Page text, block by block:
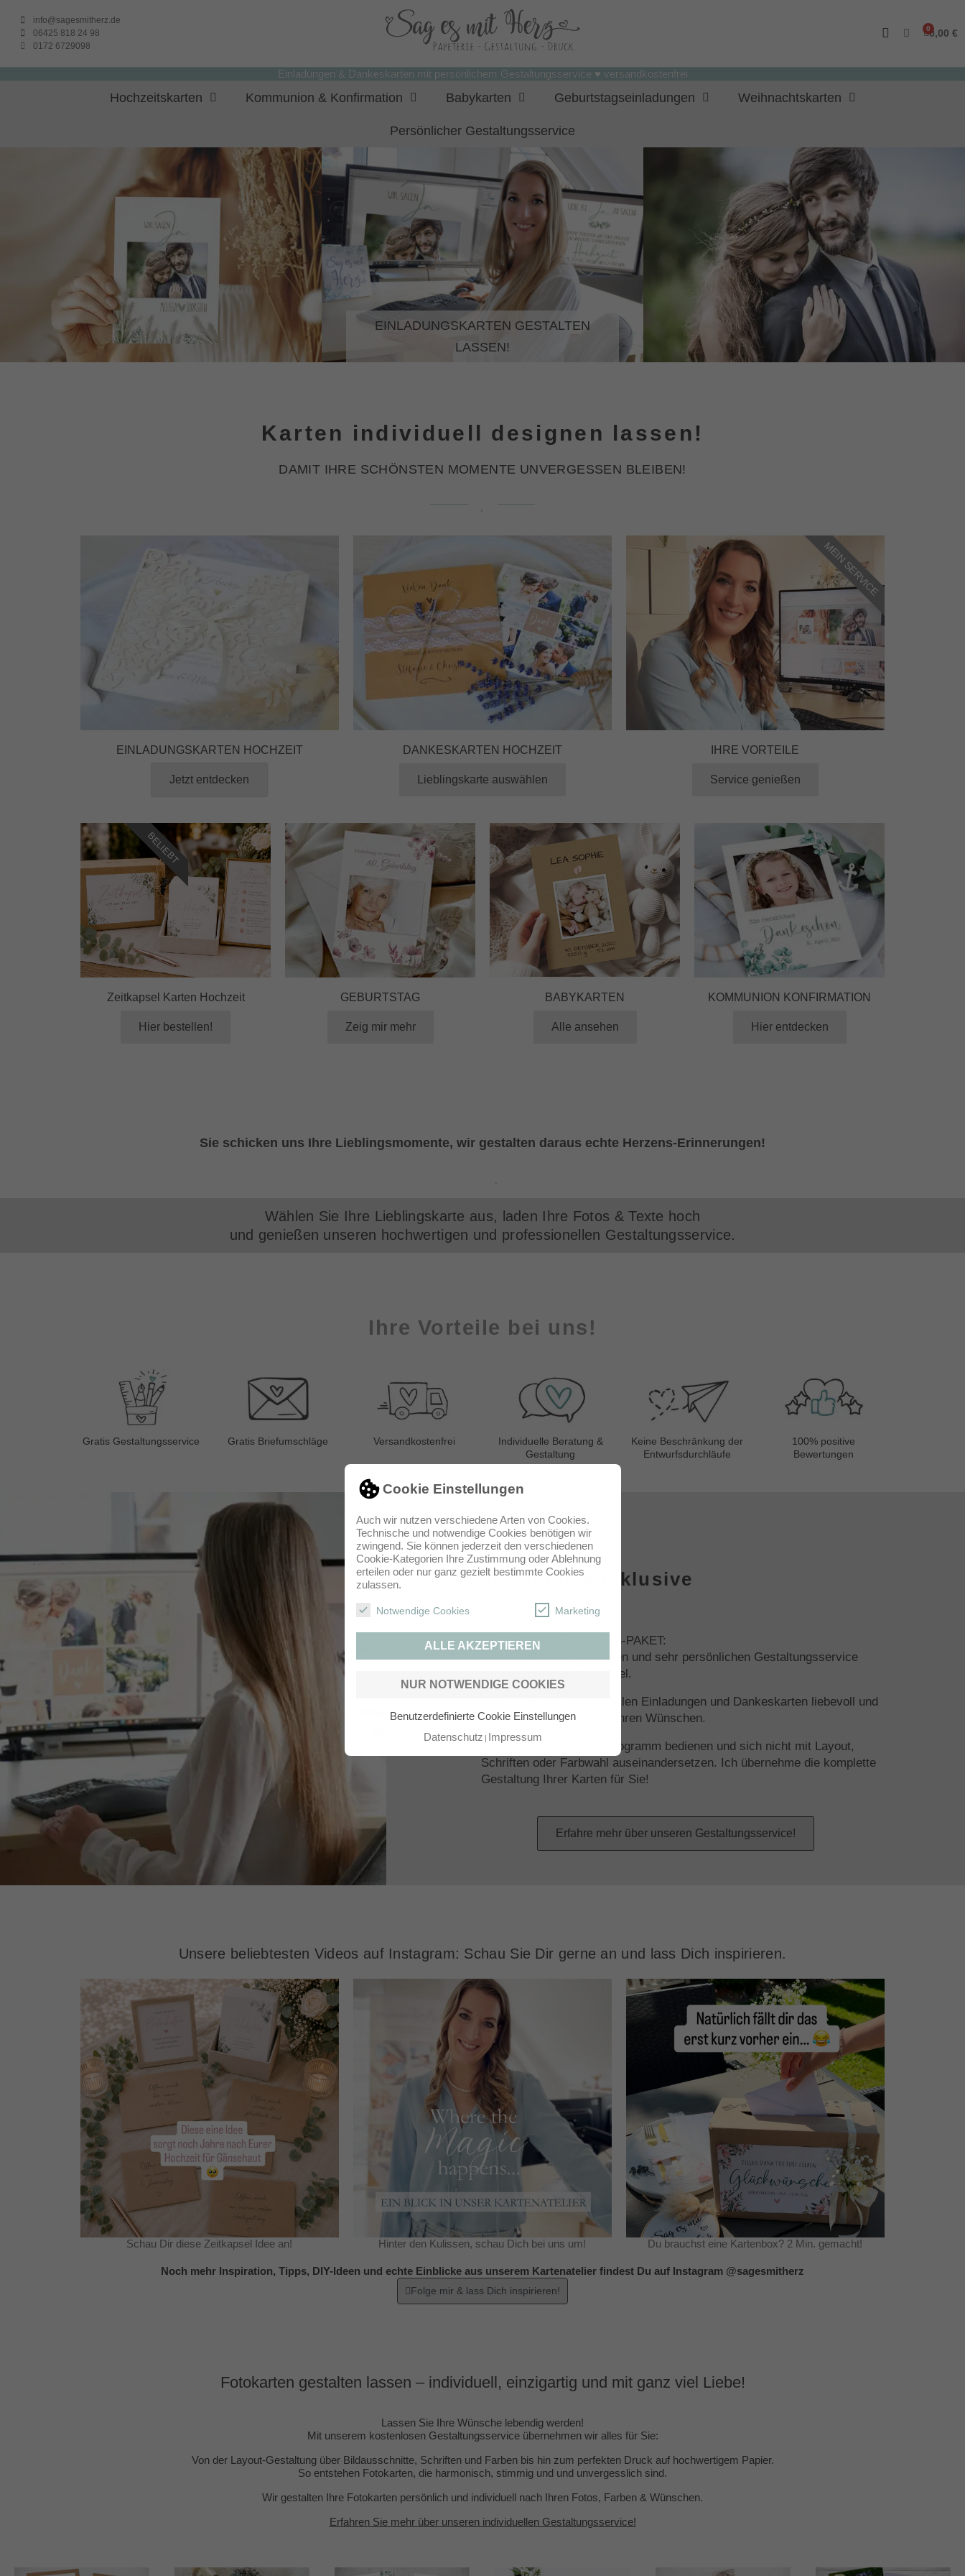
Cookie Einstellungen
Auch wir nutzen verschiedene Arten von Cookies.
Technische und notwendige Cookies benötigen wir
zwingend. Sie können jederzeit den verschiedenen
Cookie-Kategorien Ihre Zustimmung oder Ablehnung
erteilen oder nur ganz gezielt bestimmte Cookies
zulassen.
Notwendige Cookies Marketing
ALLE AKZEPTIEREN
NUR NOTWENDIGE COOKIES
Benutzerdefinierte Cookie Einstellungen
Datenschutz Impressum
info@sagesmitherz.de
06425 818 24 98
0172 6729098
0,00 €
Einladungen & Dankeskarten mit persönlichem Gestaltungsservice ♥ versandkostenfrei
Hochzeitskarten Kommunion & Konfirmation Babykarten Geburtstagseinladungen Weihnachtskarten
Persönlicher Gestaltungsservice
EINLADUNGSKARTEN GESTALTEN
LASSEN!
Karten individuell designen lassen!
DAMIT IHRE SCHÖNSTEN MOMENTE UNVERGESSEN BLEIBEN!
EINLADUNGSKARTEN HOCHZEIT
Jetzt entdecken
DANKESKARTEN HOCHZEIT
Lieblingskarte auswählen
IHRE VORTEILE
Service genießen
MEIN SERVICE
Zeitkapsel Karten Hochzeit
Hier bestellen!
BELIEBT
GEBURTSTAG
Zeig mir mehr
BABYKARTEN
Alle ansehen
KOMMUNION KONFIRMATION
Hier entdecken
Sie schicken uns Ihre Lieblingsmomente, wir gestalten daraus echte Herzens-Erinnerungen!
Wählen Sie Ihre Lieblingskarte aus, laden Ihre Fotos & Texte hoch
und genießen unseren hochwertigen und professionellen Gestaltungsservice.
Ihre Vorteile bei uns!
Gratis Gestaltungsservice Gratis Briefumschläge Versandkostenfrei
Individuelle Beratung &
Gestaltung
Keine Beschränkung der
Entwurfsdurchläufe
100% positive
Bewertungen
Design Service inklusive
IHR RUNDUM-SORGLOS-PAKET:
Mit meinem professionellen und sehr persönlichen Gestaltungsservice
sind Sie grenzenlos flexibel.
Ich gestalte Ihre individuellen Einladungen und Dankeskarten liebevoll und
ganz persönlich nach all Ihren Wünschen.
Sie müssen kein Grafikprogramm bedienen und sich nicht mit Layout,
Schriften oder Farbwahl auseinandersetzen. Ich übernehme die komplette
Gestaltung Ihrer Karten für Sie!
Erfahre mehr über unseren Gestaltungsservice!
Unsere beliebtesten Videos auf Instagram: Schau Sie Dir gerne an und lass Dich inspirieren.
Schau Dir diese Zeitkapsel Idee an! Hinter den Kulissen, schau Dich bei uns um! Du brauchst eine Kartenbox? 2 Min. gemacht!
Noch mehr Inspiration, Tipps, DIY-Ideen und echte Einblicke aus unserem Kartenatelier findest Du auf Instagram @sagesmitherz
Folge mir & lass Dich inspirieren!
Fotokarten gestalten lassen – individuell, einzigartig und mit ganz viel Liebe!
Lassen Sie Ihre Wünsche lebendig werden!
Mit unserem kostenlosen Gestaltungsservice übernehmen wir alles für Sie:
Von der Layout-Gestaltung über Bildausschnitte, Schriften und Farben bis hin zum perfekten Druck auf hochwertigem Papier.
So entstehen Fotokarten, die harmonisch, stimmig und und unvergesslich sind.
Wir gestalten Ihre Fotokarten persönlich und individuell nach Ihren Fotos, Farben & Wünschen.
Erfahren Sie mehr über unseren individuellen Gestaltungsservice!